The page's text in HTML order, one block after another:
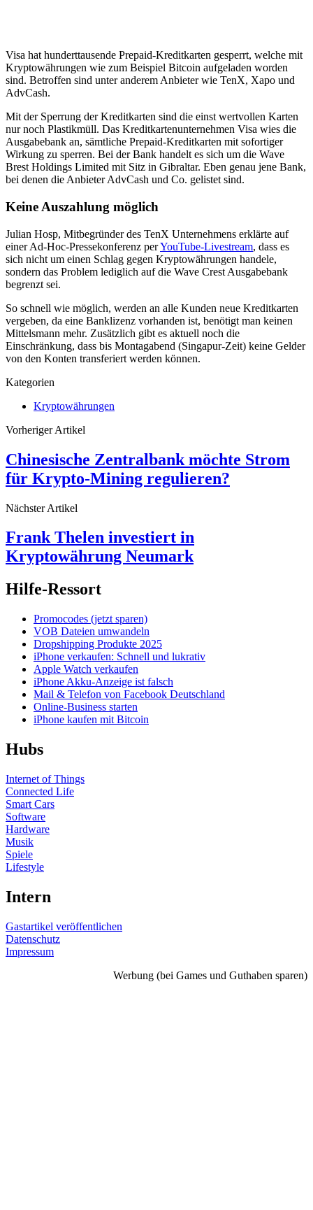
Visa hat hunderttausende Prepaid-Kreditkarten gesperrt, welche mit
Kryptowährungen wie zum Beispiel Bitcoin aufgeladen worden
sind. Betroffen sind unter anderem Anbieter wie TenX, Xapo und
AdvCash.
Mit der Sperrung der Kreditkarten sind die einst wertvollen Karten
nur noch Plastikmüll. Das Kreditkartenunternehmen Visa wies die
Ausgabebank an, sämtliche Prepaid-Kreditkarten mit sofortiger
Wirkung zu sperren. Bei der Bank handelt es sich um die Wave
Brest Holdings Limited mit Sitz in Gibraltar. Eben genau jene Bank,
bei denen die Anbieter AdvCash und Co. gelistet sind.
Keine Auszahlung möglich
Julian Hosp, Mitbegründer des TenX Unternehmens erklärte auf
einer Ad-Hoc-Pressekonferenz perYouTube-Livestream, dass es
sich nicht um einen Schlag gegen Kryptowährungen handele,
sondern das Problem lediglich auf die Wave Crest Ausgabebank
begrenzt sei.
So schnell wie möglich, werden an alle Kunden neue Kreditkarten
vergeben, da eine Banklizenz vorhanden ist, benötigt man keinen
Mittelsmann mehr. Zusätzlich gibt es aktuell noch die
Einschränkung, dass bis Montagabend (Singapur-Zeit) keine Gelder
von den Konten transferiert werden können.
Kategorien
Kryptowährungen
Vorheriger Artikel
Chinesische Zentralbank möchte Strom
für Krypto-Mining regulieren?
Nächster Artikel
Frank Thelen investiert in
Kryptowährung Neumark
Hilfe-Ressort
Promocodes (jetzt sparen)
VOB Dateien umwandeln
Dropshipping Produkte 2025
iPhone verkaufen: Schnell und lukrativ
Apple Watch verkaufen
iPhone Akku-Anzeige ist falsch
Mail & Telefon von Facebook Deutschland
Online-Business starten
iPhone kaufen mit Bitcoin
Hubs
Internet of Things
Connected Life
Smart Cars
Software
Hardware
Musik
Spiele
Lifestyle
Intern
Gastartikel veröffentlichen
Datenschutz
Impressum
Werbung (bei Games und Guthaben sparen)